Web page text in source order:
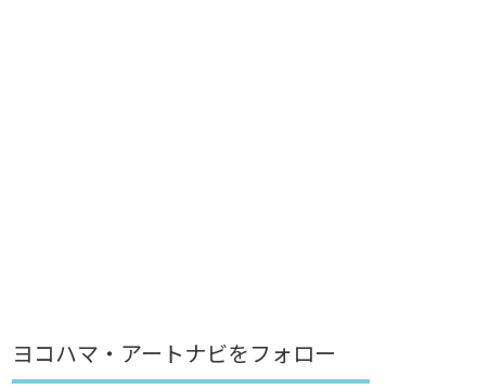
ヨコハマ・アートナビをフォロー